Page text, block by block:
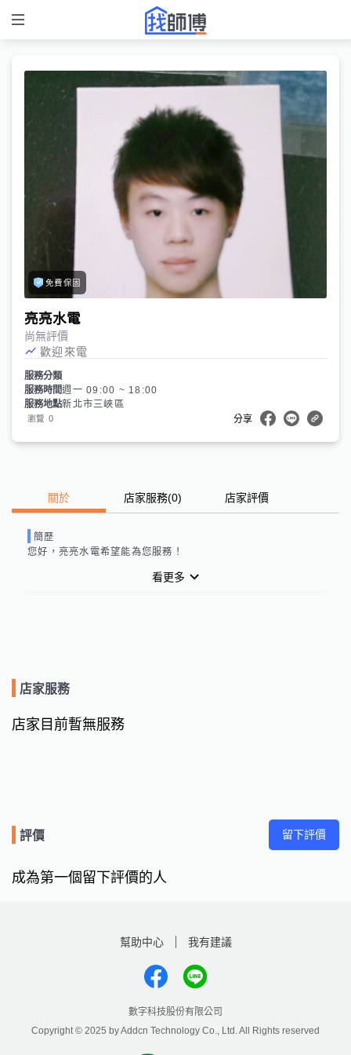
免費保固
亮亮水電
尚無評價
歡迎來電
服務分類
服務時間週一 09:00 ~ 18:00
服務地點新北市三峽區
瀏覽 0 分享
關於 店家服務(0) 店家評價
簡歷
您好， 亮亮水電希望能為您服務！
看更多
店家服務
店家目前暫無服務
評價 留下評價
成為第一個留下評價的人
幫助中心 我有建議
數字科技股份有限公司
Copyright © 2025 by Addcn Technology Co., Ltd. All Rights reserved